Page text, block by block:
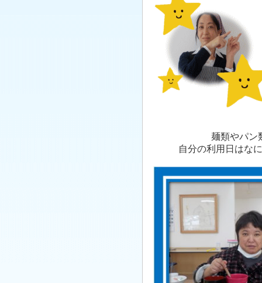
麺類やパン
自分の利用日はな